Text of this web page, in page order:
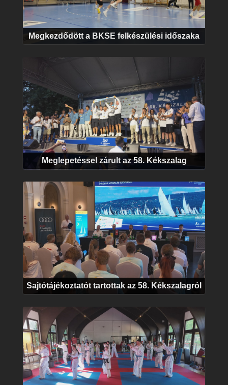
Megkezdődött a BKSE felkészülési időszaka
Meglepetéssel zárult az 58. Kékszalag
Sajtótájékoztatót tartottak az 58. Kékszalagról